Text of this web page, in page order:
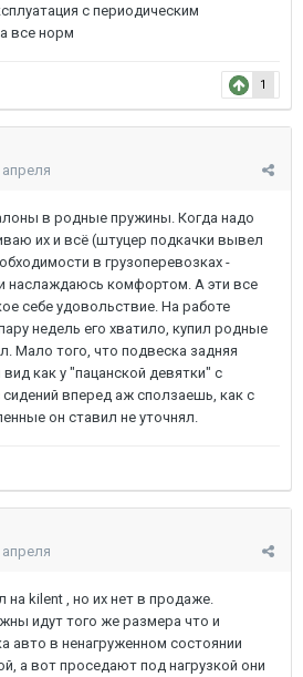
с периодическим
все норм
1
апреля
в родные пружины. Когда надо
их и всё (штуцер подкачки вывел
в грузоперевозках -
наслаждаюсь комфортом. А эти все
себе удовольствие. На работе
недель его хватило, купил родные
Мало того, что подвеска задняя
как у "пацанской девятки" с
вперед аж сползаешь, как с
он ставил не уточнял.
апреля
kilent , но их нет в продаже.
идут того же размера что и
авто в ненагруженном состоянии
а вот проседают под нагрузкой они